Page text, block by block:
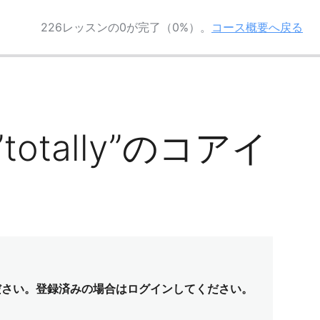
226レッスンの0が完了（0%）。 コース概要へ戻る
のコアイ
い。登録済みの場合はログインしてください。